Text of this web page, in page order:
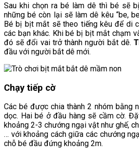
Sau khi chọn ra bé làm dê thì bé sẽ
những bé còn lại sẽ làm dê kêu “be,
Bé bị bịt mắt sẽ theo tiếng kêu để di
các bạn khác. Khi bé bị bịt mắt chạm
đó sẽ đổi vai trở thành người bắt dê.
đầu với người bắt dê mới.
Chạy tiếp cờ
Các bé được chia thành 2 nhóm bằng
dọc. Hai bé ở đầu hàng sẽ cầm cờ.
khoảng 2-3 chướng ngại vật như ghế,
… với khoảng cách giữa các chướng
chỗ bé đầu đứng khoảng 2m.